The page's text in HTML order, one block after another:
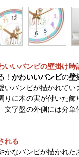
いいバンビの壁掛け時
！ かわいいバンビの壁
いバンビが描かれてい
りに木の実が付いた
文字盤の外側には分
れる
かなバンビが描かれた